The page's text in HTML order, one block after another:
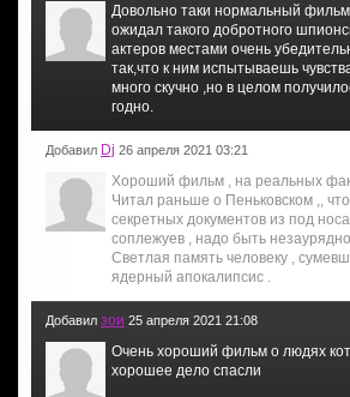
Довольно таки нормальный фильм
ожидал такого добротного
актеров местами очень
так,что к ним испытываешь
много скучно ,но в целом
годно.
Добавил Dj 26 апреля 2021 03:21
Хороший фильм , на реальных
Читал раньше о Пеньковском ,,
секретных документов из под
соплежуев , надо быть
Светлая память человеку ,
ядерный апокалипсис .
Добавил зои 25 апреля 2021 21:08
Очень хороший фильм о людях
хорошее дело спасли